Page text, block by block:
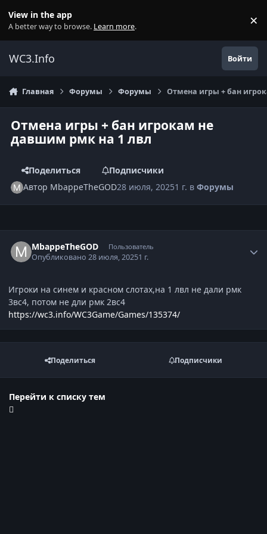
View in the app
A better way to browse. Learn more. ×
WC3.Info Войти
Главная Форумы Форумы Отмена игры + бан
Отмена игры + бан игрокам не
давшим рмк на 1 лвл
Поделиться
Подписчики
Автор MbappeTheGOD28 июля, 20251 г. вФорумы
MbappeTheGOD Пользователь
Опубликовано28 июля, 20251 г.
Игроки на синем и красном слотах,на 1 лвл не дали рмк
3вс4, потом не дли рмк 2вс4
https://wc3.info/WC3Game/Games/135374/
Поделиться Подписчики
Перейти к списку тем